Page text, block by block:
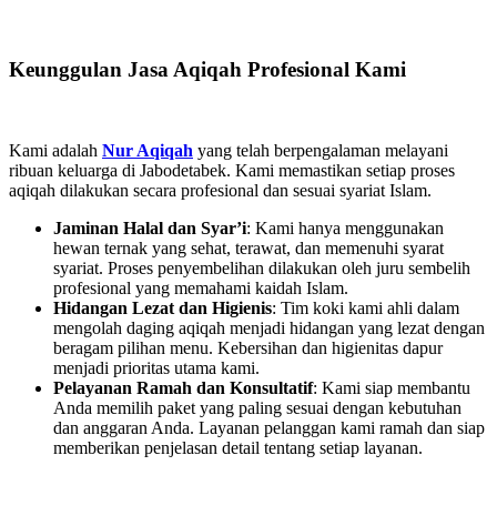
Keunggulan Jasa Aqiqah Profesional Kami
Kami adalah Nur Aqiqah yang telah berpengalaman melayani
ribuan keluarga di Jabodetabek. Kami memastikan setiap proses
aqiqah dilakukan secara profesional dan sesuai syariat Islam.
Jaminan Halal dan Syar’i: Kami hanya menggunakan
hewan ternak yang sehat, terawat, dan memenuhi syarat
syariat. Proses penyembelihan dilakukan oleh juru sembelih
profesional yang memahami kaidah Islam.
Hidangan Lezat dan Higienis: Tim koki kami ahli dalam
mengolah daging aqiqah menjadi hidangan yang lezat dengan
beragam pilihan menu. Kebersihan dan higienitas dapur
menjadi prioritas utama kami.
Pelayanan Ramah dan Konsultatif: Kami siap membantu
Anda memilih paket yang paling sesuai dengan kebutuhan
dan anggaran Anda. Layanan pelanggan kami ramah dan siap
memberikan penjelasan detail tentang setiap layanan.